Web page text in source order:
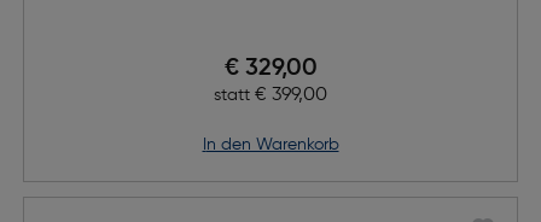
Preis nach Rabatts
€ 329,00
statt Ursprünglicher Preis
€ 399,00
in den Warenkorb